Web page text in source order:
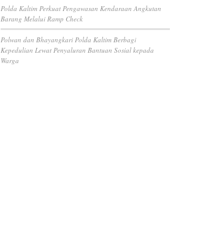
Polda Kaltim Perkuat Pengawasan Kendaraan Angkutan
Barang Melalui Ramp Check
Polwan dan Bhayangkari Polda Kaltim Berbagi
Kepedulian Lewat Penyaluran Bantuan Sosial kepada
Warga